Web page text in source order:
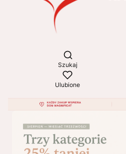
Otwórz
Szukaj
Ulubione